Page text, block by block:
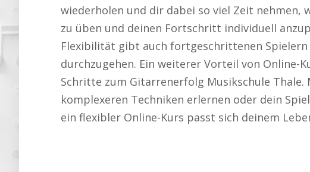
wiederholen und dir dabei so viel Zeit nehmen,
zu üben und deinen Fortschritt individuell
Flexibilität gibt auch fortgeschrittenen Spielern
durchzugehen. Ein weiterer Vorteil von Online-
Schritte zum Gitarrenerfolg Musikschule
komplexeren Techniken erlernen oder dein
ein flexibler Online-Kurs passt sich deinem